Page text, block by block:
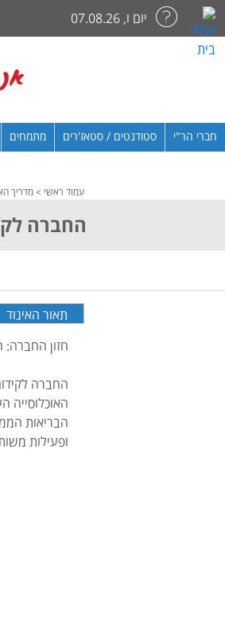
יום ו, 07.08.26
חברי הר"י סטודנטים / סטאז'רים מתמחים
עמוד ראשי>מדריך
החברה
תאור האיגוד
חזון החברה:
הבריאות
ופעילות